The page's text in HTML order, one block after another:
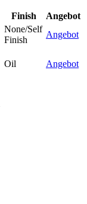
Finish
Angebot
None/Self
Finish
Angebot
Oil Angebot